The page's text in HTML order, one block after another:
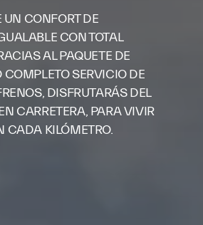
UN CONFORT DE
CON TOTAL
AL PAQUETE DE
COMPLETO SERVICIO DE
DISFRUTARÁS DEL
CARRETERA, PARA VIVIR
CADA KILÓMETRO.